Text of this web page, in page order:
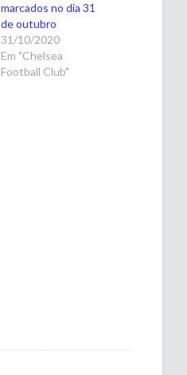
marcados no dia 31
de outubro
31/10/2020
Em "Chelsea
Football Club"